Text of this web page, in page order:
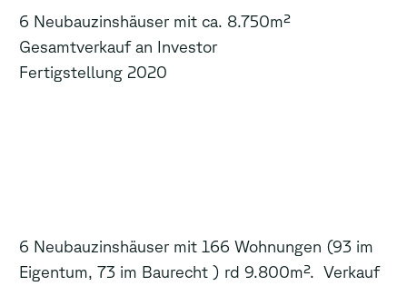
6 Neubauzinshäuser mit ca. 8.750m²
Gesamtverkauf an Investor
Fertigstellung 2020
6 Neubauzinshäuser mit 166 Wohnungen (93 im
Eigentum, 73 im Baurecht ) rd 9.800m². Verkauf